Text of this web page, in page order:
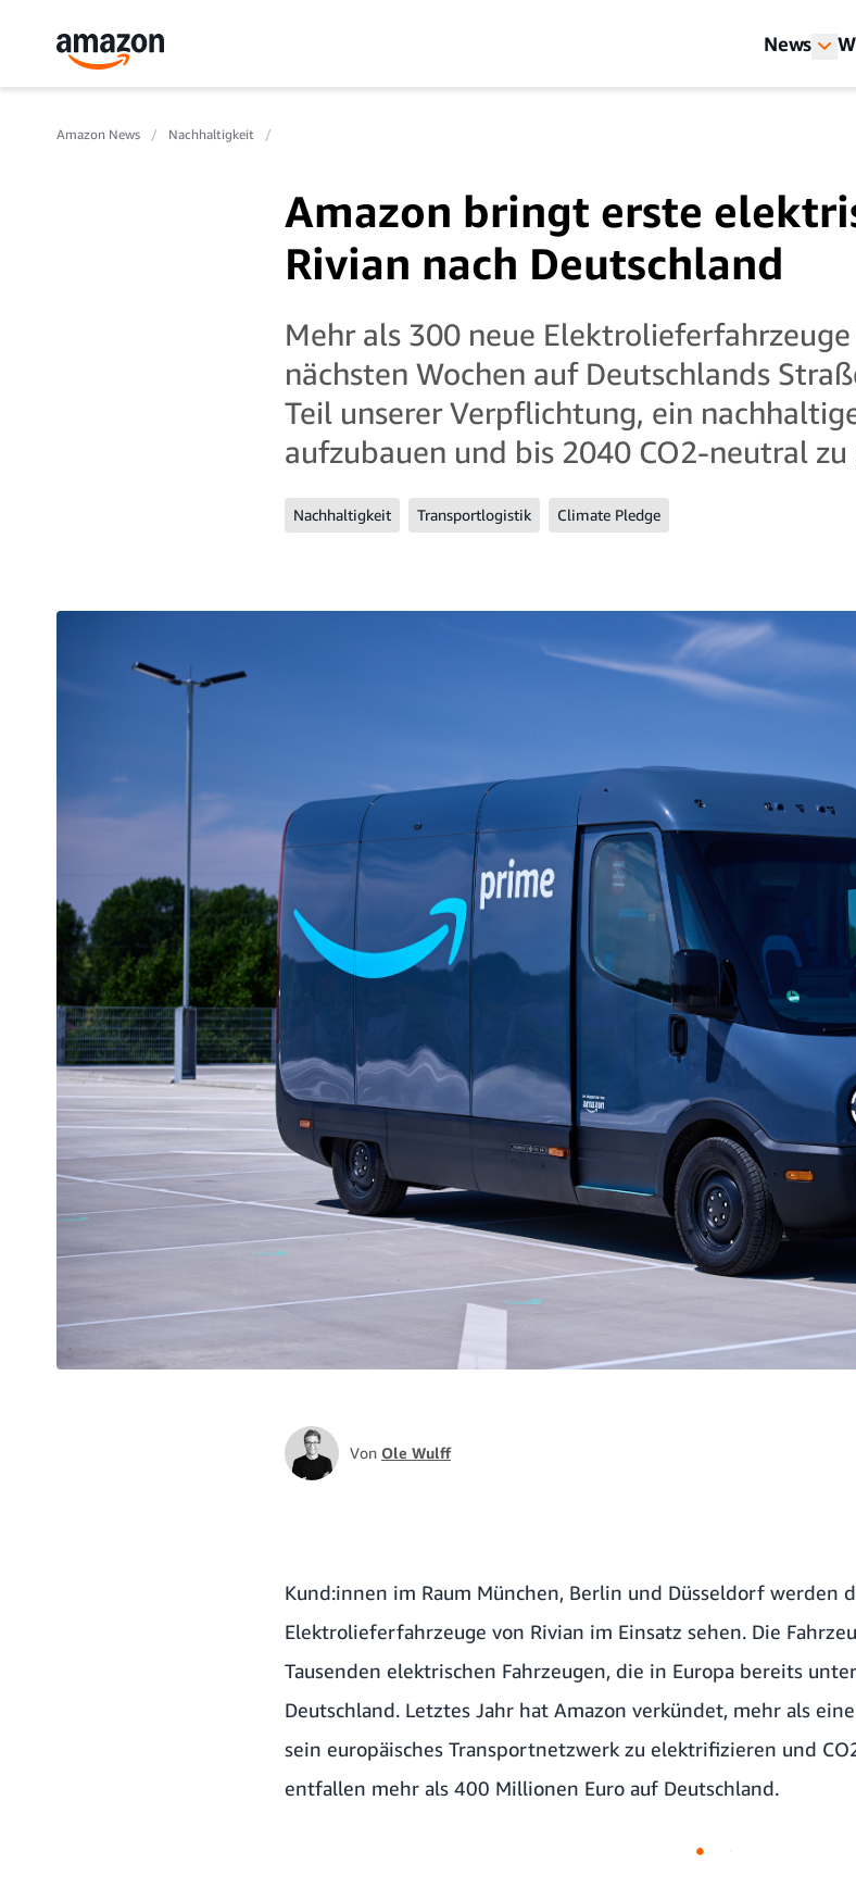
News
Amazon News Nachhaltigkeit
Amazon bringt erste
Rivian nach Deutschland
Mehr als 300 neue
nächsten Wochen auf Deutschlands
Teil unserer Verpflichtung, ein
aufzubauen und bis 2040 CO2-neutral zu
Nachhaltigkeit Transportlogistik Climate Pledge
Von Ole Wulff
Kund:innen im Raum München, Berlin und Düsseldorf werden
Elektrolieferfahrzeuge von Rivian im Einsatz sehen. Die
Tausenden elektrischen Fahrzeugen, die in Europa bereits
Deutschland. Letztes Jahr hat Amazon verkündet, mehr als
sein europäisches Transportnetzwerk zu elektrifizieren und
entfallen mehr als 400 Millionen Euro auf Deutschland.